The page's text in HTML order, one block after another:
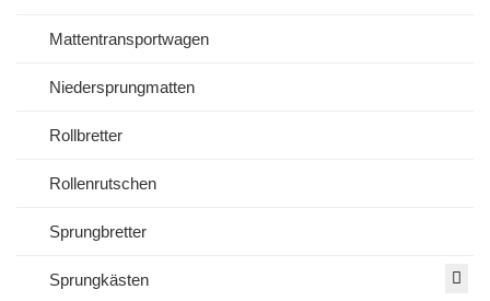
Mattentransportwagen
Niedersprungmatten
Rollbretter
Rollenrutschen
Sprungbretter
Sprungkästen